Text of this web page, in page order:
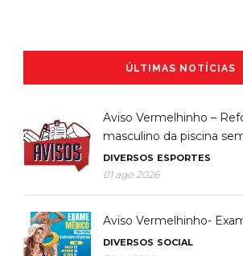
ÚLTIMAS NOTÍCIAS
Aviso Vermelhinho –
masculino da piscina
DIVERSOS ESPORTES
01 ago 2026
Aviso Vermelhinho-
DIVERSOS SOCIAL